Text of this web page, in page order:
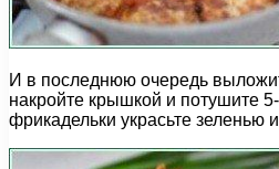
И в последнюю очередь
накройте крышкой и потушите
фрикадельки украсьте зеленью